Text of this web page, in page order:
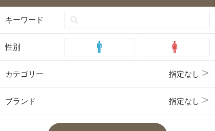
キーワード
性別
カテゴリー 指定なし
ブランド 指定なし